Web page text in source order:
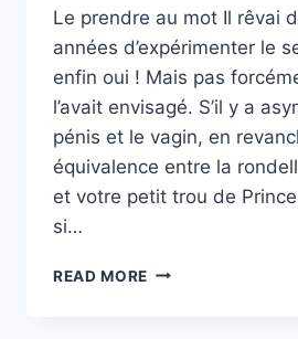
Le prendre au mot Il rêvai
années d’expérimenter le
enfin oui ! Mais pas
l’avait envisagé. S’il y a
pénis et le vagin, en
équivalence entre la
et votre petit trou de
si…
READ MORE CHUT,